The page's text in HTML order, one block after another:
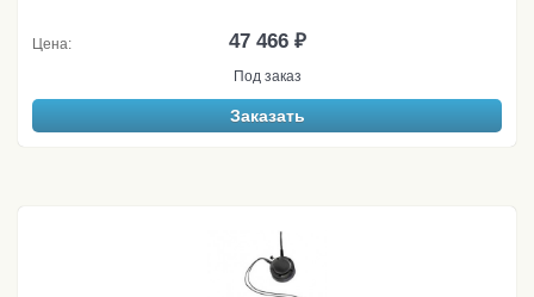
Цена: 47 466 ₽
Под заказ
Заказать